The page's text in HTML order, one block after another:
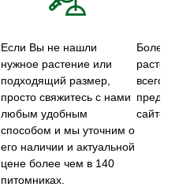
Если Вы не нашли
нужное растение или
подходящий размер,
просто свяжитесь с нами
любым удобным
способом и мы уточним о
его наличии и актуальной
цене более чем в 140
питомниках.
Более
всего
сайте.